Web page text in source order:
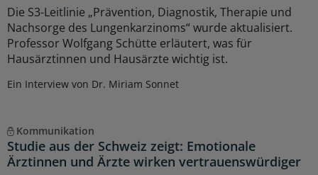
Die S3-Leitlinie „Prävention, Diagnostik, Therapie und
Nachsorge des Lungenkarzinoms“ wurde aktualisiert.
Professor Wolfgang Schütte erläutert, was für
Hausärztinnen und Hausärzte wichtig ist.
Ein Interview von Dr. Miriam Sonnet
Kommunikation
Studie aus der Schweiz zeigt: Emotionale
Ärztinnen und Ärzte wirken vertrauenswürdiger